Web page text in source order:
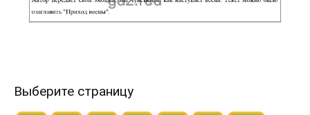
Выберите страницу